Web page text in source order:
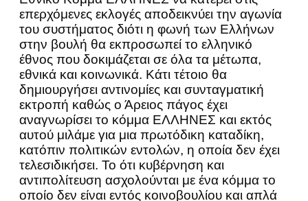
επερχόμενες εκλογές αποδεικνύει την αγωνία
του συστήματος διότι η φωνή των Ελλήνων
στην βουλή θα εκπροσωπεί το ελληνικό
έθνος που δοκιμάζεται σε όλα τα μέτωπα,
εθνικά και κοινωνικά. Κάτι τέτοιο θα
δημιουργήσει αντινομίες και συνταγματική
εκτροπή καθώς ο Άρειος πάγος έχει
αναγνωρίσει το κόμμα ΕΛΛΗΝΕΣ και εκτός
αυτού μιλάμε για μια πρωτόδικη καταδίκη,
κατόπιν πολιτικών εντολών, η οποία δεν έχει
τελεσιδικήσει. Το ότι κυβέρνηση και
αντιπολίτευση ασχολούνται με ένα κόμμα το
οποίο δεν είναι εντός κοινοβουλίου και απλά